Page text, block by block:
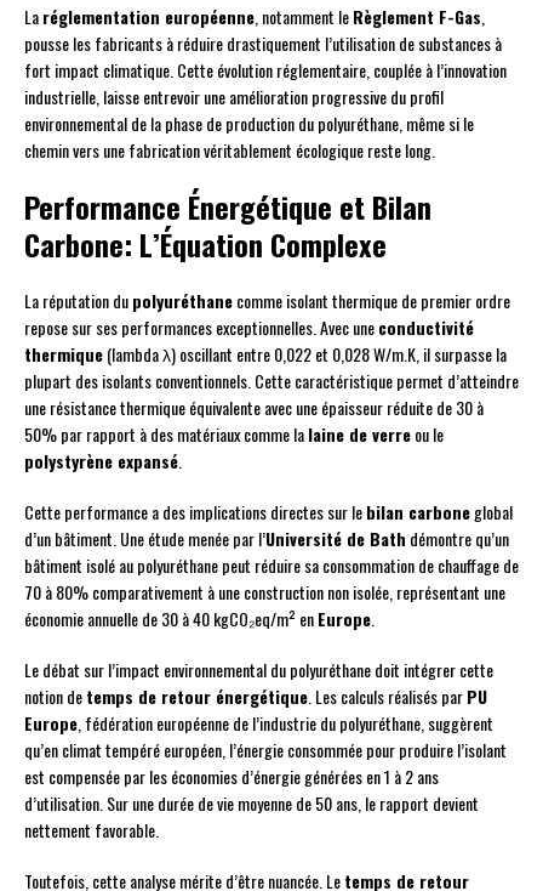
Laréglementation européenne , notamment leRèglement F-Gas
pousse les fabricants à réduire drastiquement l’utilisation de substances à
fort impact climatique. Cette évolution réglementaire, couplée à l’innovation
industrielle, laisse entrevoir une amélioration progressive du profil
environnemental de la phase de production du polyuréthane, même si le
chemin vers une fabrication véritablement écologique reste long.
Performance Énergétique et Bilan
Carbone: L’Équation Complexe
La réputation dupolyuréthanecomme isolant thermique de premier ordre
repose sur ses performances exceptionnelles. Avec uneconductivité
thermique(lambda λ) oscillant entre 0,022 et 0,028 W/m.K, il surpasse la
plupart des isolants conventionnels. Cette caractéristique permet d’atteindre
une résistance thermique équivalente avec une épaisseur réduite de 30 à
50% par rapport à des matériaux comme lalaine de verreou le
polystyrène expansé
Cette performance a des implications directes sur lebilan carboneglobal
d’un bâtiment. Une étude menée par l’Université de Bath démontre qu’un
bâtiment isolé au polyuréthane peut réduire sa consommation de chauffage de
70 à 80% comparativement à une construction non isolée, représentant une
économie annuelle de 30 à 40 kgCO₂eq/m² enEurope
Le débat sur l’impact environnemental du polyuréthane doit intégrer cette
notion detemps de retour énergétique . Les calculs réalisés parPU
Europe , fédération européenne de l’industrie du polyuréthane, suggèrent
qu’en climat tempéré européen, l’énergie consommée pour produire l’isolant
est compensée par les économies d’énergie générées en 1 à 2 ans
d’utilisation. Sur une durée de vie moyenne de 50 ans, le rapport devient
nettement favorable.
Toutefois, cette analyse mérite d’être nuancée. Letemps de retour